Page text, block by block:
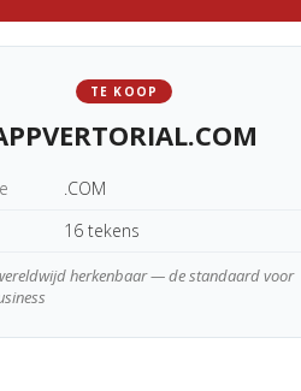
TE KOOP
.COM
16 tekens
herkenbaar — de standaard voor